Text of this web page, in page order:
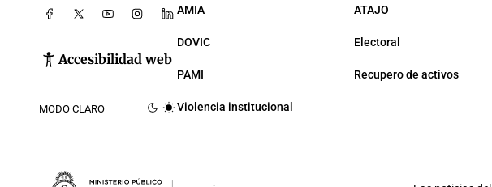
Accesibilidad web
MODO CLARO
AMIA ATAJO
DOVIC Electoral
PAMI Recupero de activos
Violencia institucional